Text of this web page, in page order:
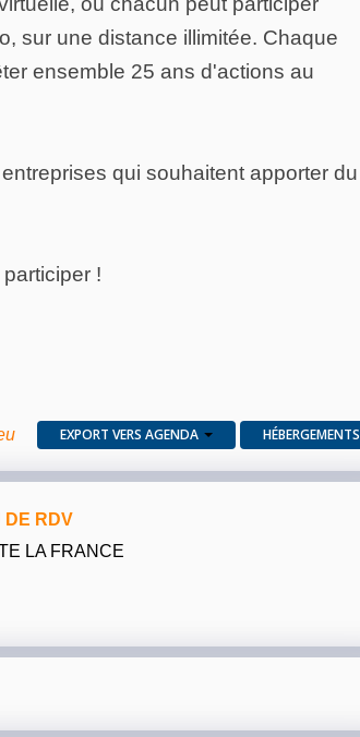
sur une distance illimitée. Chaque
ensemble 25 ans d'actions au
qui souhaitent apporter du
!
EXPORT VERS AGENDA HÉBERGEMENTS
DE RDV
LA FRANCE